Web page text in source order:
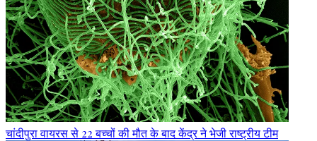
चांदीपुरा वायरस से 22 बच्चों की मौत के बाद केंद्र ने भेजी राष्ट्रीय टीम